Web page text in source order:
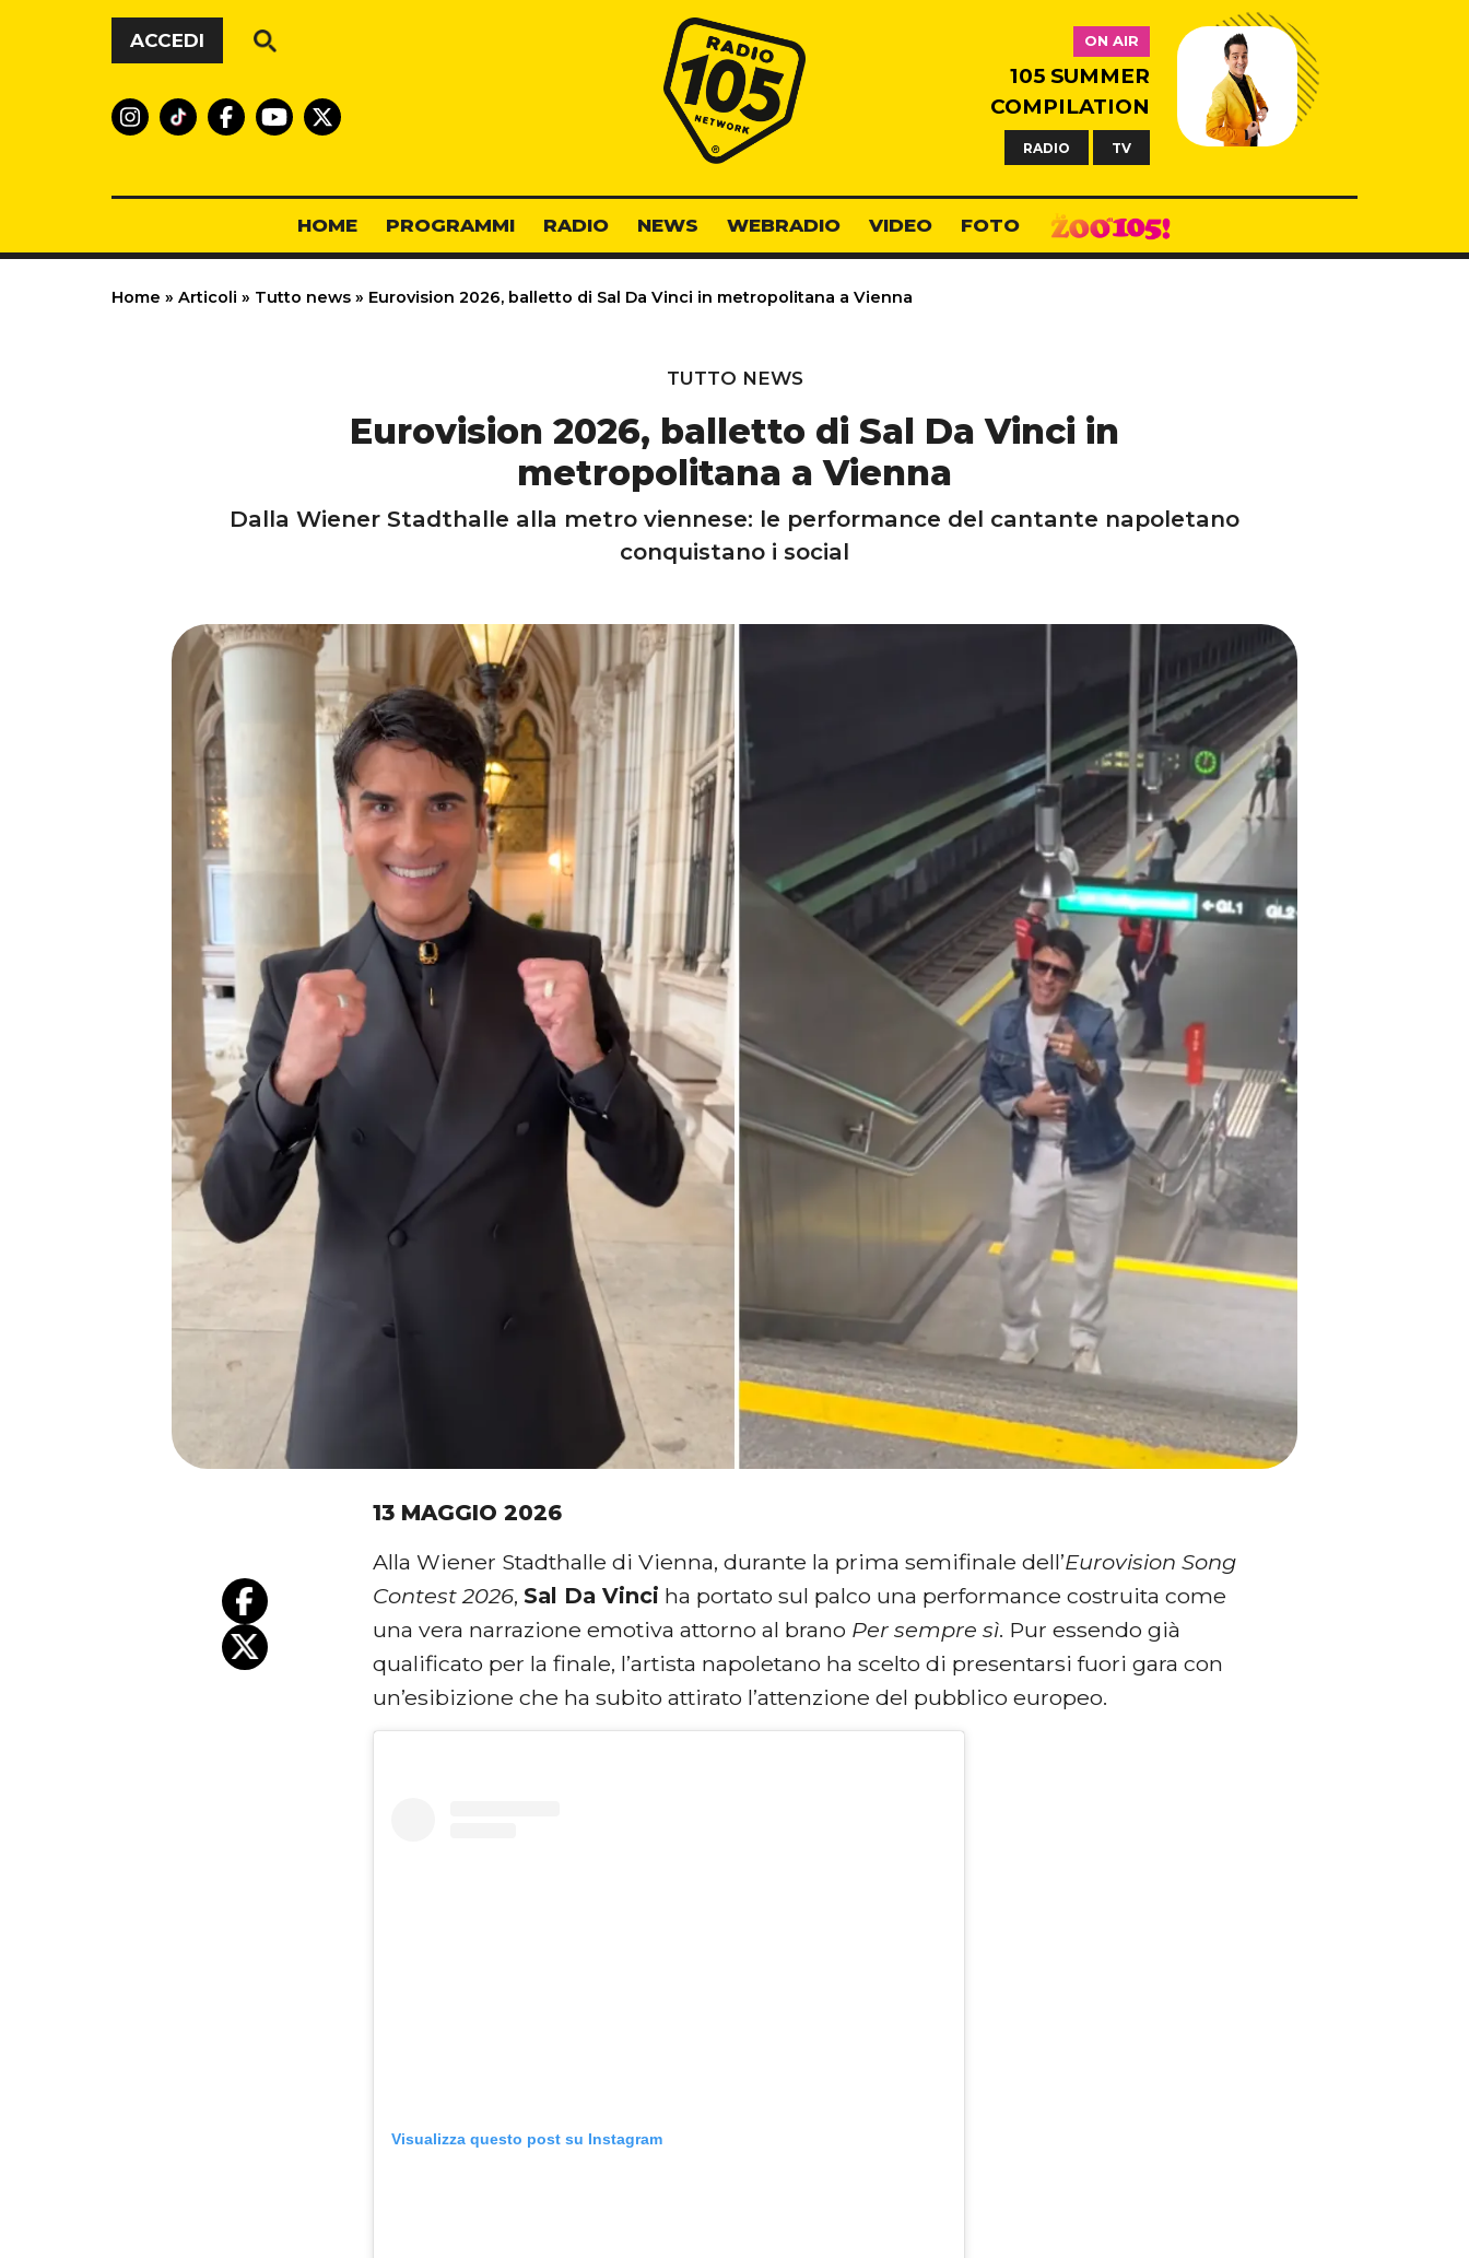
Vai al contenuto
ACCEDI
Radio 105
ON AIR
105 SUMMER
COMPILATION
RADIO TV
HOME PROGRAMMI RADIO NEWS WEBRADIO VIDEO FOTO
Home » Articoli » Tutto news » Eurovision 2026, balletto di Sal Da Vinci in metropolitana a Vienna
TUTTO NEWS
Eurovision 2026, balletto di Sal Da Vinci in
metropolitana a Vienna
Dalla Wiener Stadthalle alla metro viennese: le performance del cantante napoletano
conquistano i social
13 MAGGIO 2026
Alla Wiener Stadthalle di Vienna, durante la prima semifinale dell’Eurovision Song
Contest 2026, Sal Da Vinci ha portato sul palco una performance costruita come
una vera narrazione emotiva attorno al brano Per sempre sì. Pur essendo già
qualificato per la finale, l’artista napoletano ha scelto di presentarsi fuori gara con
un’esibizione che ha subito attirato l’attenzione del pubblico europeo.
Visualizza questo post su Instagram